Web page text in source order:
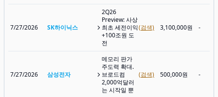
7/27/2026 SK하이닉스
2Q26
Preview: 사상
최초 세전이익
+100조원 도
전
(검색) 3,100,000원 -
7/27/2026 삼성전자
메모리 판가
주도력 확대.
브로드컴
2,000억달러
는 시작일 뿐
(검색) 500,000원 -